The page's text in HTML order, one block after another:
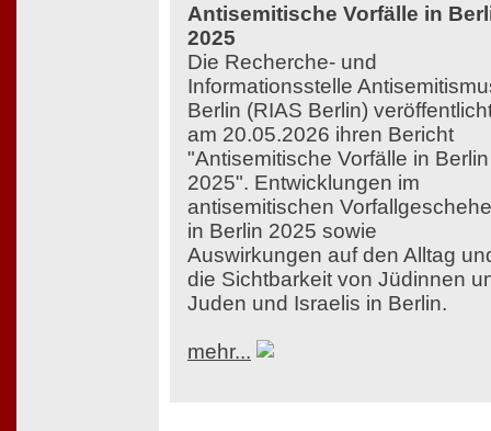
Antisemitische Vorfälle in
2025
Die Recherche- und
Informationsstelle
Berlin (RIAS Berlin)
am 20.05.2026 ihren Bericht
"Antisemitische Vorfälle in Berlin
2025". Entwicklungen im
antisemitischen
in Berlin 2025 sowie
Auswirkungen auf den Alltag
die Sichtbarkeit von Jüdinnen
Juden und Israelis in Berlin.
mehr...